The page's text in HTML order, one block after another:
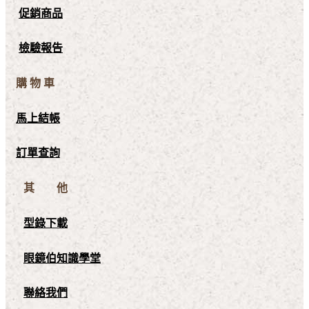
促銷商品
檢驗報告
購 物 車
馬上結帳
訂單查詢
其 他
型錄下載
眼鏡伯知識學堂
聯絡我們